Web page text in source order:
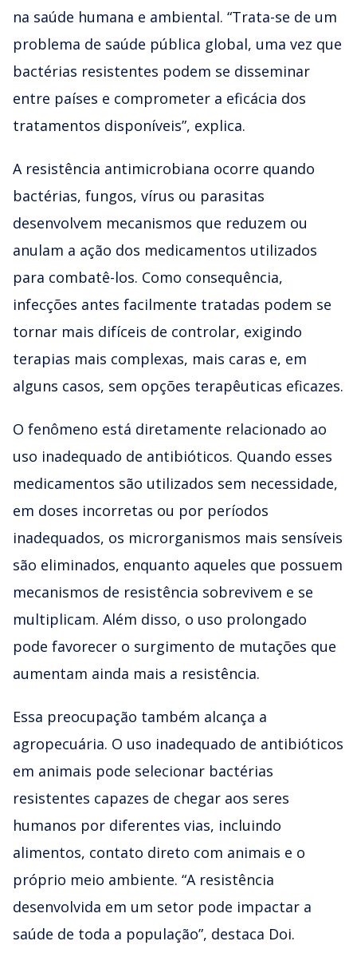
na saúde humana e ambiental. “Trata-se de um
problema de saúde pública global, uma vez que
bactérias resistentes podem se disseminar
entre países e comprometer a eficácia dos
tratamentos disponíveis”, explica.
A resistência antimicrobiana ocorre quando
bactérias, fungos, vírus ou parasitas
desenvolvem mecanismos que reduzem ou
anulam a ação dos medicamentos utilizados
para combatê-los. Como consequência,
infecções antes facilmente tratadas podem se
tornar mais difíceis de controlar, exigindo
terapias mais complexas, mais caras e, em
alguns casos, sem opções terapêuticas eficazes.
O fenômeno está diretamente relacionado ao
uso inadequado de antibióticos. Quando esses
medicamentos são utilizados sem necessidade,
em doses incorretas ou por períodos
inadequados, os microrganismos mais sensíveis
são eliminados, enquanto aqueles que possuem
mecanismos de resistência sobrevivem e se
multiplicam. Além disso, o uso prolongado
pode favorecer o surgimento de mutações que
aumentam ainda mais a resistência.
Essa preocupação também alcança a
agropecuária. O uso inadequado de antibióticos
em animais pode selecionar bactérias
resistentes capazes de chegar aos seres
humanos por diferentes vias, incluindo
alimentos, contato direto com animais e o
próprio meio ambiente. “A resistência
desenvolvida em um setor pode impactar a
saúde de toda a população”, destaca Doi.